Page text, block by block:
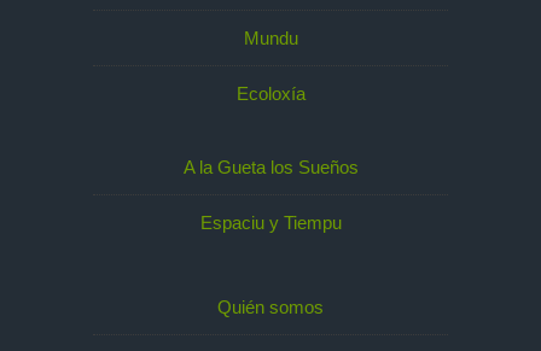
Mundu
Ecoloxía
A la Gueta los Sueños
Espaciu y Tiempu
Quién somos